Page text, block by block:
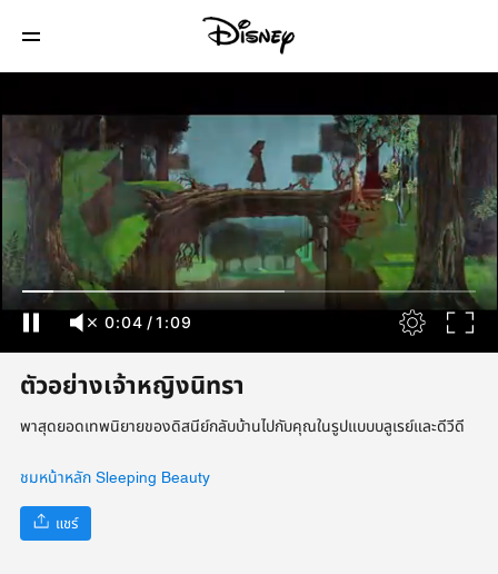
0:04 /1:09
ตัวอย่างเจ้าหญิงนิทรา
พาสุดยอดเทพนิยายของดิสนีย์กลับบ้านไปกับคุณในรูปแบบบลูเรย์และดีวีดี
ชมหน้าหลัก Sleeping Beauty
แชร์